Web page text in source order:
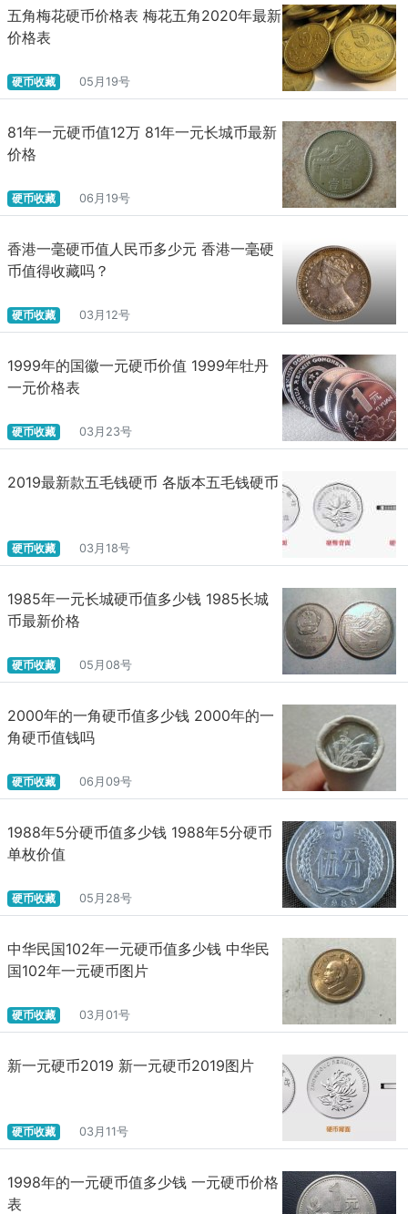
五角梅花硬币价格表 梅花五角2020年最新
价格表
硬币收藏 05月19号
81年一元硬币值12万 81年一元长城币最新
价格
硬币收藏 06月19号
香港一毫硬币值人民币多少元 香港一毫硬
币值得收藏吗？
硬币收藏 03月12号
1999年的国徽一元硬币价值 1999年牡丹
一元价格表
硬币收藏 03月23号
2019最新款五毛钱硬币 各版本五毛钱硬币
硬币收藏 03月18号
1985年一元长城硬币值多少钱 1985长城
币最新价格
硬币收藏 05月08号
2000年的一角硬币值多少钱 2000年的一
角硬币值钱吗
硬币收藏 06月09号
1988年5分硬币值多少钱 1988年5分硬币
单枚价值
硬币收藏 05月28号
中华民国102年一元硬币值多少钱 中华民
国102年一元硬币图片
硬币收藏 03月01号
新一元硬币2019 新一元硬币2019图片
硬币收藏 03月11号
1998年的一元硬币值多少钱 一元硬币价格
表